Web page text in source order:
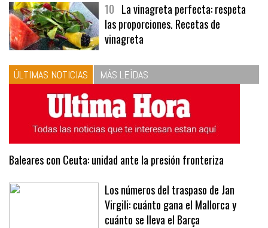
10 La vinagreta perfecta: respeta
las proporciones. Recetas de
vinagreta
ÚLTIMAS NOTICIAS MÁS LEÍDAS
Baleares con Ceuta: unidad ante la presión fronteriza
Los números del traspaso de Jan
Virgili: cuánto gana el Mallorca y
cuánto se lleva el Barça